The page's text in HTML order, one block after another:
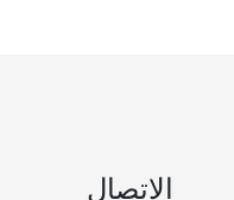
الاتصال